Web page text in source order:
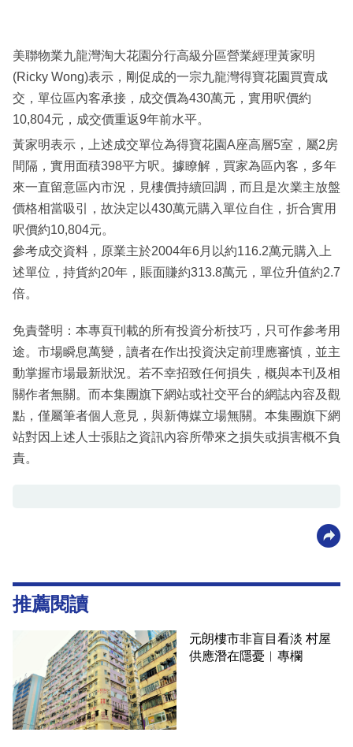
美聯物業九龍灣淘大花園分行高級分區營業經理黃家明
(Ricky Wong)表示，剛促成的一宗九龍灣得寶花園買賣成
交，單位區內客承接，成交價為430萬元，實用呎價約
10,804元，成交價重返9年前水平。
黃家明表示，上述成交單位為得寶花園A座高層5室，屬2房
間隔，實用面積398平方呎。據瞭解，買家為區內客，多年
來一直留意區內市況，見樓價持續回調，而且是次業主放盤
價格相當吸引，故決定以430萬元購入單位自住，折合實用
呎價約10,804元。
參考成交資料，原業主於2004年6月以約116.2萬元購入上
述單位，持貨約20年，賬面賺約313.8萬元，單位升值約2.7
倍。
免責聲明：本專頁刊載的所有投資分析技巧，只可作參考用
途。市場瞬息萬變，讀者在作出投資決定前理應審慎，並主
動掌握市場最新狀況。若不幸招致任何損失，概與本刊及相
關作者無關。而本集團旗下網站或社交平台的網誌內容及觀
點，僅屬筆者個人意見，與新傳媒立場無關。本集團旗下網
站對因上述人士張貼之資訊內容所帶來之損失或損害概不負
責。
推薦閱讀
元朗樓市非盲目看淡 村屋
供應潛在隱憂︳專欄